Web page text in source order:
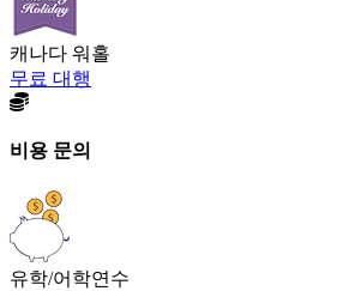
캐나다 워홀
무료 대행
비용 문의
유학/어학연수